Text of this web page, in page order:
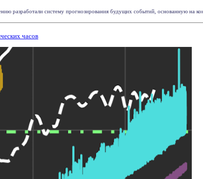
разработали систему прогнозирования будущих событий, основанную на
часов